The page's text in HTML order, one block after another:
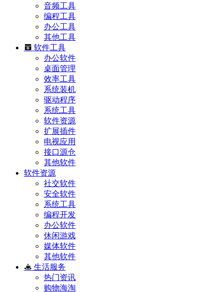
音频工具
编程工具
办公工具
其他工具
软件工具
办公软件
桌面管理
效率工具
系统装机
驱动程序
系统工具
软件资源
扩展插件
电视应用
接口源仓
其他软件
软件资源
社交软件
安全软件
系统工具
编程开发
办公软件
休闲游戏
媒体软件
其他软件
生活服务
热门资讯
购物海淘